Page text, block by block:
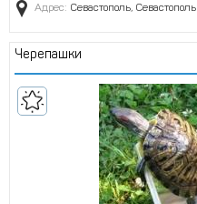
Адрес: Севастополь, Севастополь
Черепашки